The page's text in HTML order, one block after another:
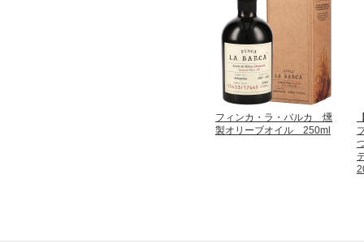
フィンカ・ラ・バルカ 燻
製オリーブオイル 250ml